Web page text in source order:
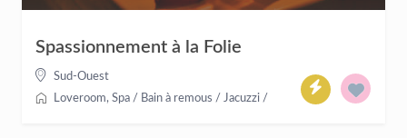
Spassionnement à la Folie
Sud-Ouest
Loveroom, Spa / Bain à remous / Jacuzzi /